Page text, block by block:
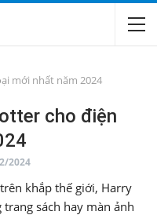
mới nhất năm 2024
cho điện
2024
khắp thế giới, Harry
sách hay màn ảnh